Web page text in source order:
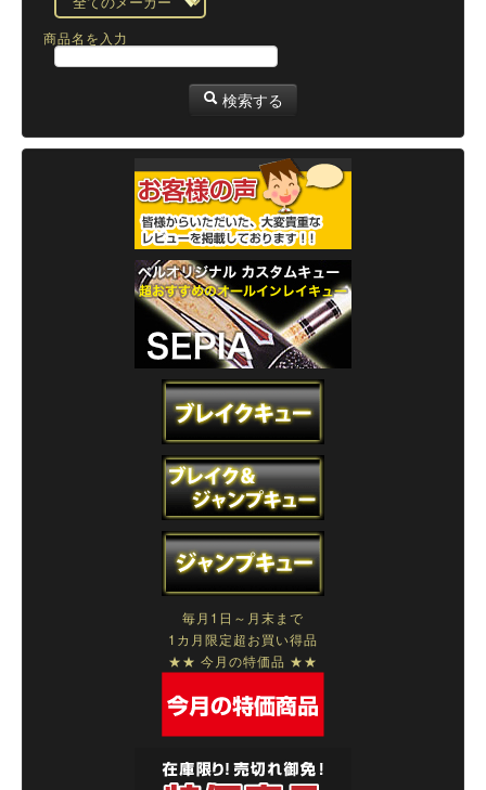
商品名を入力
検索する
毎月1日～月末まで
1カ月限定超お買い得品
★★ 今月の特価品 ★★